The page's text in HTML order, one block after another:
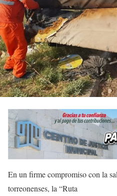
En un firme compromiso con la
torreonenses, la “Ruta